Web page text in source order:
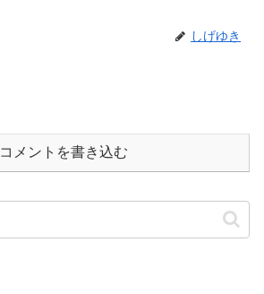
しげゆき
コメントを書き込む